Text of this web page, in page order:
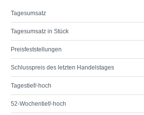
Tagesumsatz
Tagesumsatz in Stück
Preisfeststellungen
Schlusspreis des letzten Handelstages
Tagestief/-hoch
52-Wochentief/-hoch